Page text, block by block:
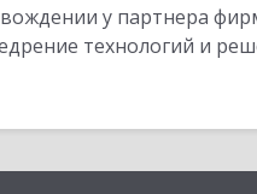
у партнера
технологий и